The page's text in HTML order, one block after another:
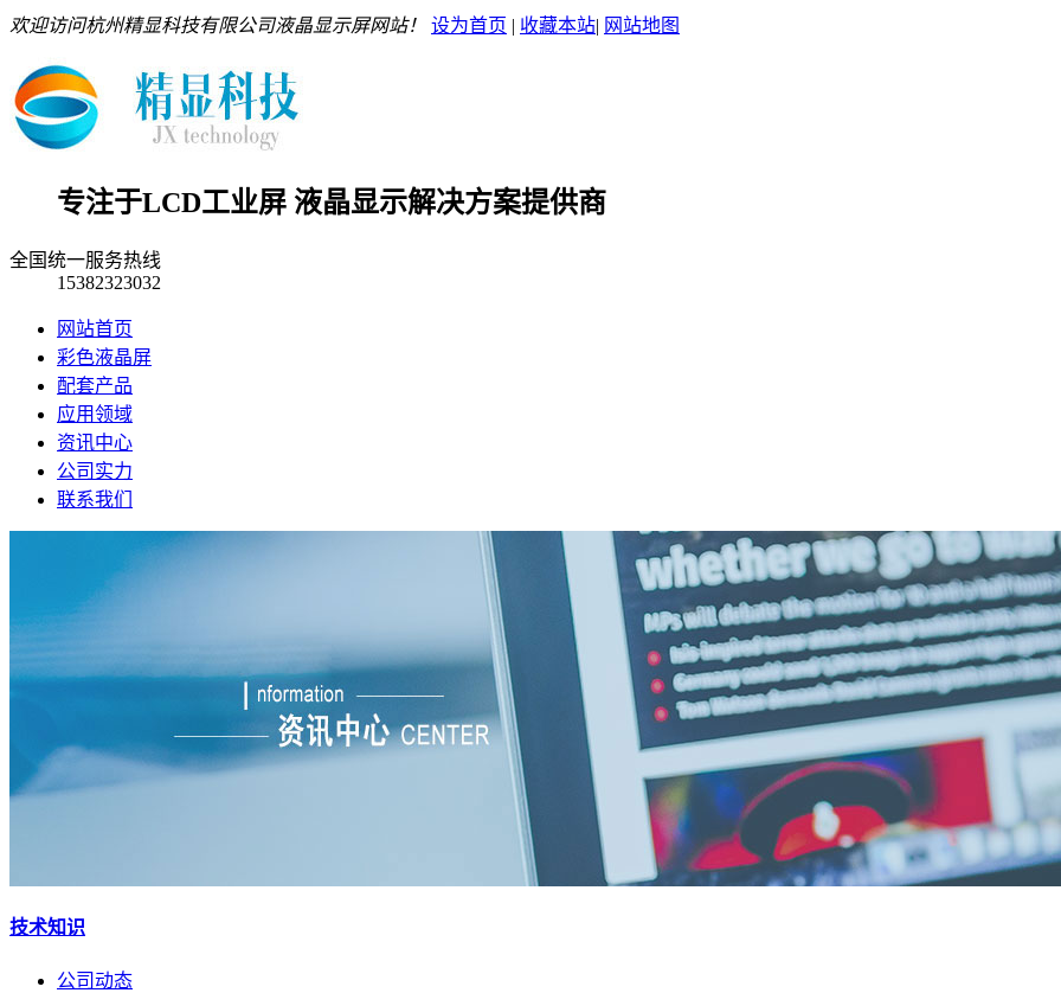
欢迎访问杭州精显科技有限公司液晶显示屏网站！ 设为首页 | 收藏本站| 网站地图
专注于LCD工业屏 液晶显示解决方案提供商
全国统一服务热线
15382323032
网站首页
彩色液晶屏
配套产品
应用领域
资讯中心
公司实力
联系我们
技术知识
公司动态